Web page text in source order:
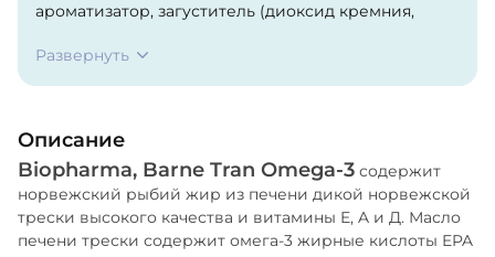
ароматизатор, загуститель (диоксид кремния,
токоферолацетат (витамин Е), натуральный
токоферол (антиоксидант E306), экстракт
куркумы.
Развернуть
Описание
Biopharma, Barne Tran Omega-3 содержит
норвежский рыбий жир из печени дикой норвежской
трески высокого качества и витамины E, A и Д. Масло
печени трески содержит омега-3 жирные кислоты EPA